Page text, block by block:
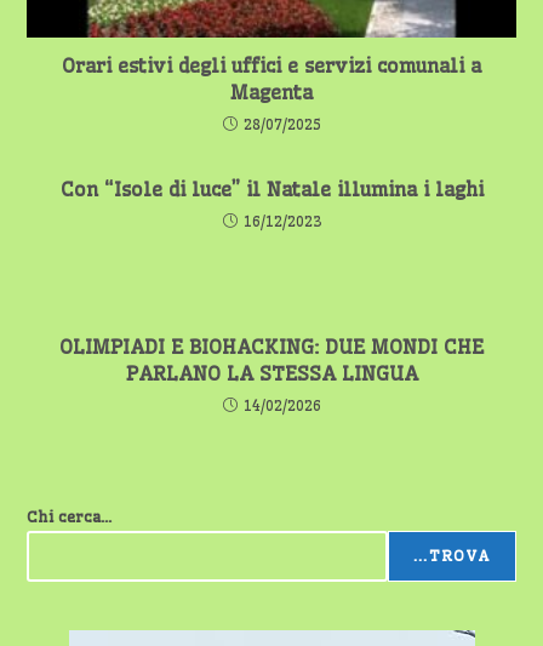
Orari estivi degli uffici e servizi comunali a
Magenta
28/07/2025
Con “Isole di luce” il Natale illumina i laghi
16/12/2023
OLIMPIADI E BIOHACKING: DUE MONDI CHE
PARLANO LA STESSA LINGUA
14/02/2026
Chi cerca...
...TROVA